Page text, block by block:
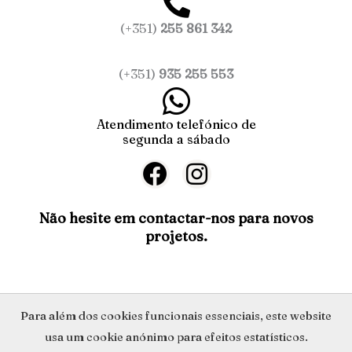
(+351) 255 861 342
(+351) 935 255 553
Atendimento telefónico de
segunda a sábado
F
a
c
e
o
o
k
I
n
s
t
g
r
a
Não hesite em contactar-nos para novos
projetos.
Política de Privacidade
Para além dos cookies funcionais essenciais, este website
usa um cookie anónimo para efeitos estatísticos.